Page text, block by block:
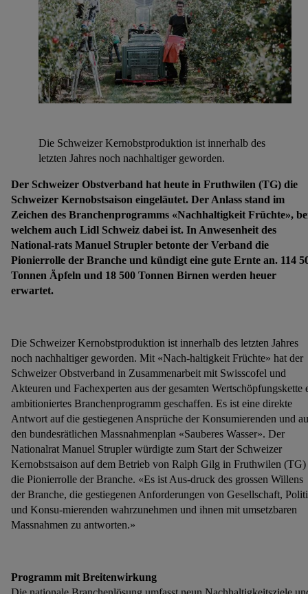
Die Schweizer Kernobstproduktion ist innerhalb des
letzten Jahres noch nachhaltiger geworden.
Der Schweizer Obstverband hat heute in Fruthwilen (TG) die
Schweizer Kernobstsaison eingeläutet. Der Anlass stand im
Zeichen des Branchenprogramms «Nachhaltigkeit Früchte»,
welchem auch Lidl Schweiz dabei ist. In Anwesenheit des
National-rats Manuel Strupler betonte der Verband die
Pionierrolle der Branche und kündigt eine gute Ernte an. 114
Tonnen Äpfeln und 18 500 Tonnen Birnen werden heuer
erwartet.
Die Schweizer Kernobstproduktion ist innerhalb des letzten Jahres
noch nachhaltiger geworden. Mit «Nach-haltigkeit Früchte» hat der
Schweizer Obstverband in Zusammenarbeit mit Swisscofel und
Akteuren und Fachexperten aus der gesamten Wertschöpfungskette
ambitioniertes Branchenprogramm geschaffen. Es ist eine direkte
Antwort auf die gestiegenen Ansprüche der Konsumierenden und
den bundesrätlichen Massnahmenplan «Sauberes Wasser». Der
Nationalrat Manuel Strupler würdigte zum Start der Schweizer
Kernobstsaison auf dem Betrieb von Ralph Gilg in Fruthwilen (TG)
die Pionierrolle der Branche. «Es ist Aus-druck des grossen Willens
der Branche, die gestiegenen Anforderungen von Gesellschaft,
und Konsu-mierenden wahrzunehmen und ihnen mit umsetzbaren
Massnahmen zu antworten.»
Programm mit Breitenwirkung